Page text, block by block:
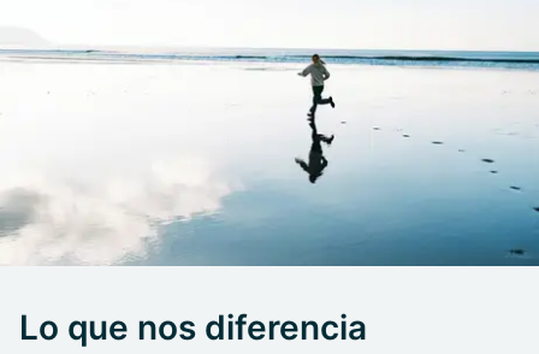
Lo que nos diferencia